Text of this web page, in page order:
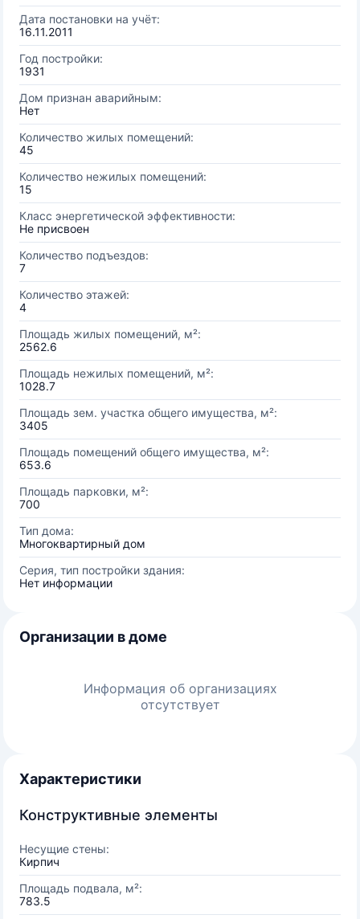
Дата постановки на учёт:
16.11.2011
Год постройки:
1931
Дом признан аварийным:
Нет
Количество жилых помещений:
45
Количество нежилых помещений:
15
Класс энергетической эффективности:
Не присвоен
Количество подъездов:
7
Количество этажей:
4
Площадь жилых помещений, м²:
2562.6
Площадь нежилых помещений, м²:
1028.7
Площадь зем. участка общего имущества, м²:
3405
Площадь помещений общего имущества, м²:
653.6
Площадь парковки, м²:
700
Тип дома:
Многоквартирный дом
Серия, тип постройки здания:
Нет информации
Организации в доме
Информация об организациях
отсутствует
Характеристики
Конструктивные элементы
Несущие стены:
Кирпич
Площадь подвала, м²:
783.5